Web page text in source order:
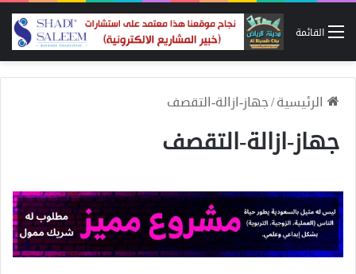
القائمة
الرئيسية/جهاز-ازالة-التقصف
جهاز-ازالة-التقصف